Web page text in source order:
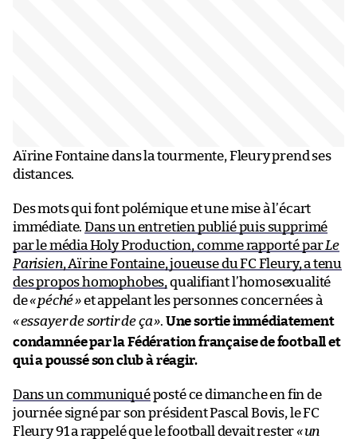
Aïrine Fontaine dans la tourmente, Fleury prend ses
distances.
Des mots qui font polémique et une mise à l’écart
immédiate.Dans un entretien publié puis supprimé
par le média Holy Production, comme rapporté parLe
Parisien, Aïrine Fontaine, joueuse du FC Fleury, a tenu
des propos homophobes, qualifiant l’homosexualité
de«péché»et appelant les personnes concernées à
«essayer de sortir de ça». Une sortie immédiatement
condamnée par la Fédération française de football et
qui a poussé son club à réagir.
Dans un communiquéposté ce dimanche en fin de
journée signé par son président Pascal Bovis, le FC
Fleury 91 a rappelé que le football devait rester«un